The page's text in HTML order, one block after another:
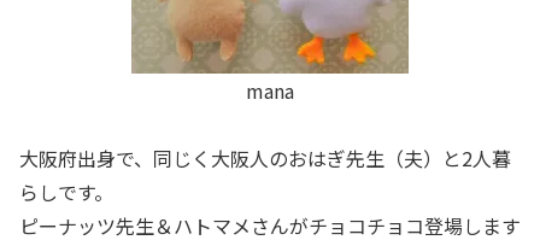
mana
大阪府出身で、同じく大阪人のおはぎ先生（夫）と2人暮
らしです。
ピーナッツ先生＆ハトマメさんがチョコチョコ登場します